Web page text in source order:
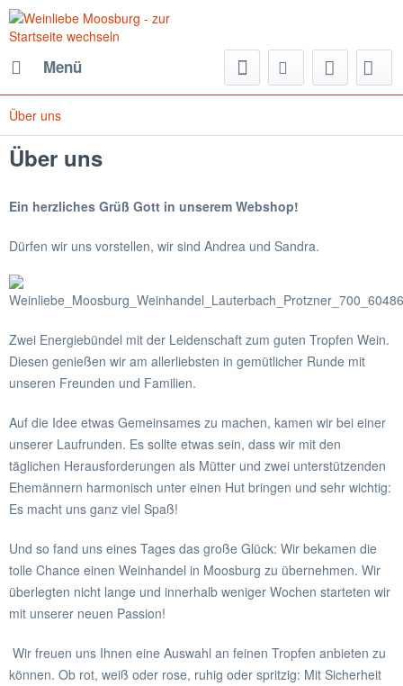
Menü
Über uns
Über uns
Ein herzliches Grüß Gott in unserem Webshop!
Dürfen wir uns vorstellen, wir sind Andrea und Sandra.
Zwei Energiebündel mit der Leidenschaft zum guten Tropfen Wein.
Diesen genießen wir am allerliebsten in gemütlicher Runde mit
unseren Freunden und Familien.
Auf die Idee etwas Gemeinsames zu machen, kamen wir bei einer
unserer Laufrunden. Es sollte etwas sein, dass wir mit den
täglichen Herausforderungen als Mütter und zwei unterstützenden
Ehemännern harmonisch unter einen Hut bringen und sehr wichtig:
Es macht uns ganz viel Spaß!
Und so fand uns eines Tages das große Glück: Wir bekamen die
tolle Chance einen Weinhandel in Moosburg zu übernehmen. Wir
überlegten nicht lange und innerhalb weniger Wochen starteten wir
mit unserer neuen Passion!
Wir freuen uns Ihnen eine Auswahl an feinen Tropfen anbieten zu
können. Ob rot, weiß oder rose, ruhig oder spritzig: Mit Sicherheit